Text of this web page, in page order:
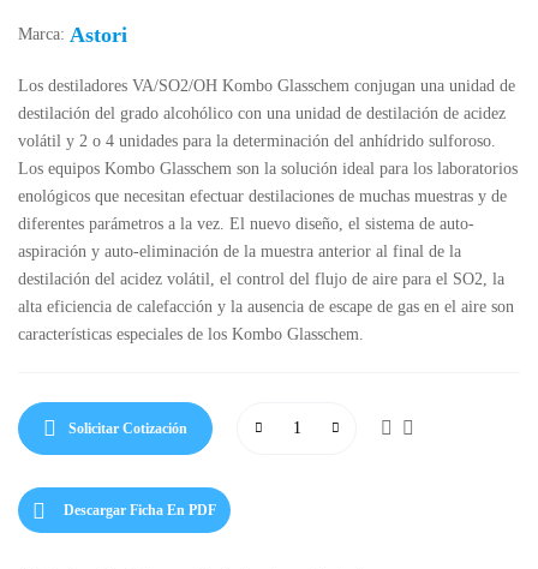
Marca: Astori
Los destiladores VA/SO2/OH Kombo Glasschem conjugan una unidad de
destilación del grado alcohólico con una unidad de destilación de acidez
volátil y 2 o 4 unidades para la determinación del anhídrido sulforoso.
Los equipos Kombo Glasschem son la solución ideal para los laboratorios
enológicos que necesitan efectuar destilaciones de muchas muestras y de
diferentes parámetros a la vez. El nuevo diseño, el sistema de auto-
aspiración y auto-eliminación de la muestra anterior al final de la
destilación del acidez volátil, el control del flujo de aire para el SO2, la
alta eficiencia de calefacción y la ausencia de escape de gas en el aire son
características especiales de los Kombo Glasschem.
Solicitar Cotización
Descargar Ficha En PDF